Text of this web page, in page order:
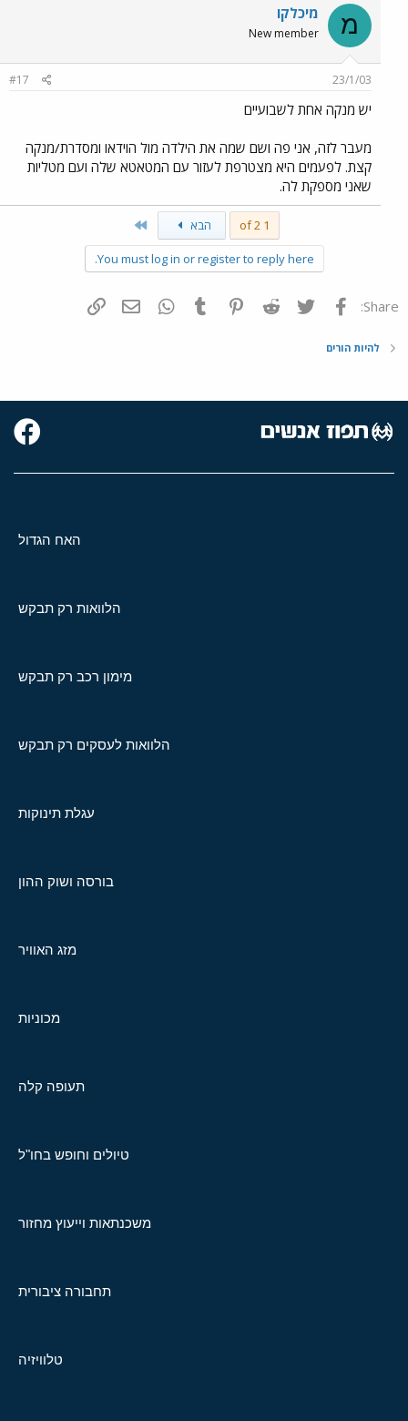
מ מיכלקו
New member
23/1/03
#17
יש מנקה אחת לשבועיים
מעבר לזה, אני פה ושם שמה את הילדה מול הוידאו ומסדרת/מנקה
קצת. לפעמים היא מצטרפת לעזור עם המטאטא שלה ועם מטליות
שאני מספקת לה.
1 of 2 הבא
You must log in or register to reply here.
Share: פייסבוק Twitter
Reddit
Pinterest
Tumblr
WhatsAppדואר אלקטרוני
להיות הורים
האח הגדול
הלוואות רק תבקש
מימון רכב רק תבקש
הלוואות לעסקים רק תבקש
עגלת תינוקות
בורסה ושוק ההון
מזג האוויר
מכוניות
תעופה קלה
טיולים וחופש בחו"ל
משכנתאות וייעוץ מחזור
תחבורה ציבורית
טלוויזיה